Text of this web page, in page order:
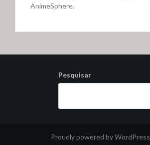
AnimeSphere.
Pesquisar
Proudly powered by WordPress